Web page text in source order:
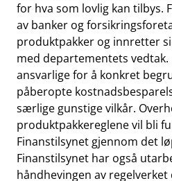
for hva som lovlig kan tilbys.
av banker og
produktpakker og innretter
med departementets vedtak.
ansvarlige for å konkret
påberopte
særlige gunstige vilkår.
produktpakkereglene vil bli
Finanstilsynet gjennom det
Finanstilsynet har også
håndhevingen av